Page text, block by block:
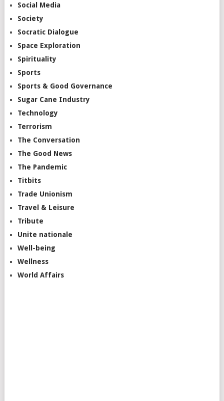
Social Media
Society
Socratic Dialogue
Space Exploration
Spirituality
Sports
Sports & Good Governance
Sugar Cane Industry
Technology
Terrorism
The Conversation
The Good News
The Pandemic
Titbits
Trade Unionism
Travel & Leisure
Tribute
Unite nationale
Well-being
Wellness
World Affairs